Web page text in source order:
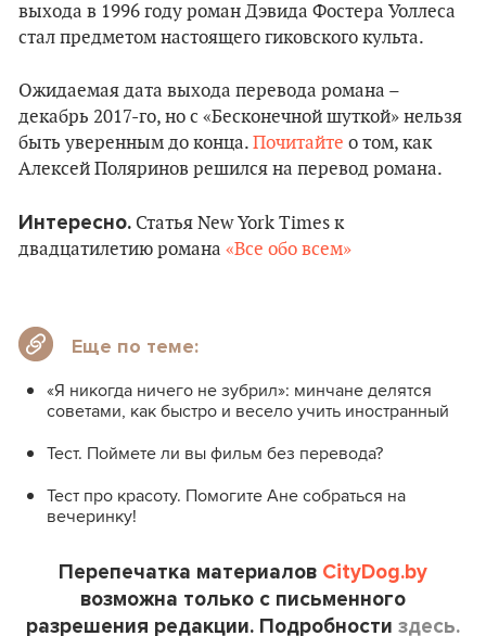
выхода в 1996 году роман Дэвида Фостера Уоллеса
стал предметом настоящего гиковского культа.
Ожидаемая дата выхода перевода романа –
декабрь 2017-го, но с «Бесконечной шуткой» нельзя
быть уверенным до конца. Почитайте о том, как
Алексей Поляринов решился на перевод романа.
Интересно. Статья New York Times к
двадцатилетию романа «Все обо всем»
Еще по теме:
«Я никогда ничего не зубрил»: минчане делятся
советами, как быстро и весело учить иностранный
Тест. Поймете ли вы фильм без перевода?
Тест про красоту. Помогите Ане собраться на
вечеринку!
Перепечатка материалов CityDog.by
возможна только с письменного
разрешения редакции. Подробности здесь.